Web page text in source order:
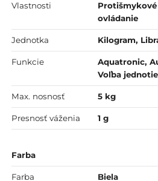
Vlastnosti
ovládanie
Jednotka Kilogram,
Funkcie
Aquatronic,
Voľba
Max. nosnosť 5 kg
Presnosť váženia 1 g
Farba
Farba Biela